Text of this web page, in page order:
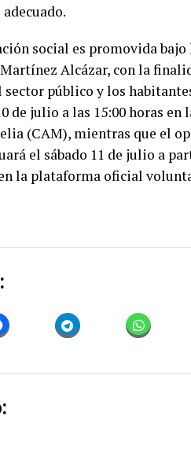
social es promovida
Alcázar, con la
público y los
de julio a las 15:00 horas
(CAM), mientras que el
el sábado 11 de julio a
la plataforma oficial